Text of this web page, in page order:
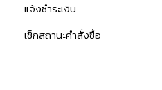
แจ้งชำระเงิน
เช็กสถานะคำสั่งซื้อ